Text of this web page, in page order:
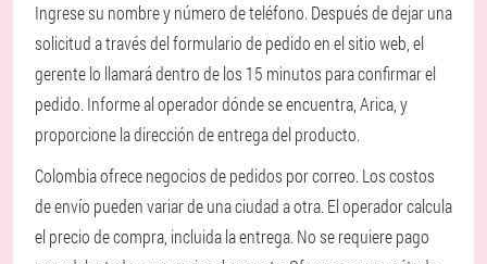
Ingrese su nombre y número de teléfono. Después de dejar una
solicitud a través del formulario de pedido en el sitio web, el
gerente lo llamará dentro de los 15 minutos para confirmar el
pedido. Informe al operador dónde se encuentra, Arica, y
proporcione la dirección de entrega del producto.
Colombia ofrece negocios de pedidos por correo. Los costos
de envío pueden variar de una ciudad a otra. El operador calcula
el precio de compra, incluida la entrega. No se requiere pago